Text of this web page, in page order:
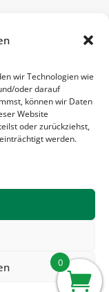
wir Technologien wie
oder darauf
können wir Daten
Website
oder zurückziehst,
werden.
0